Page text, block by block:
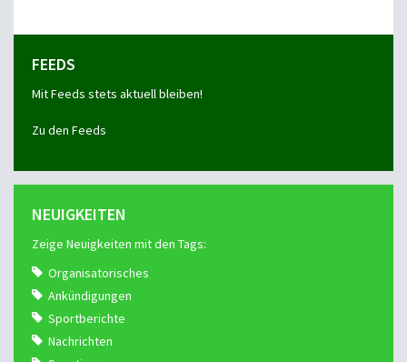
FEEDS
Mit Feeds stets aktuell bleiben!
Zu den Feeds
NEUIGKEITEN
Zeige Neuigkeiten mit den Tags:
Organisatorisches
Ankündigungen
Sportberichte
Nachrichten